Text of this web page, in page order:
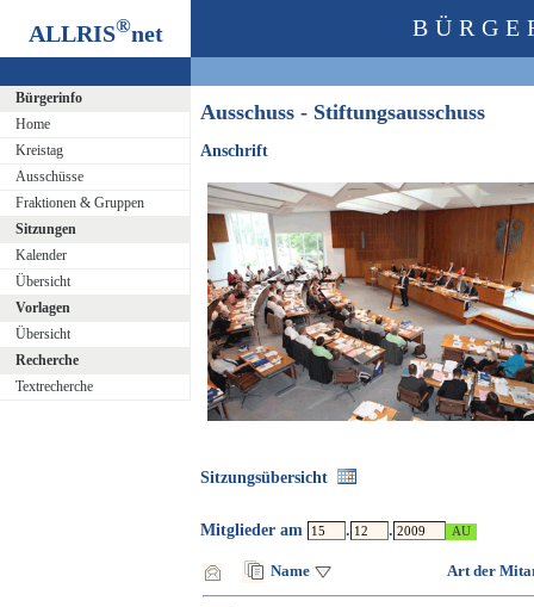
ALLRIS®net
Bürgerinfo
Home
Kreistag
Ausschüsse
Fraktionen & Gruppen
Sitzungen
Kalender
Übersicht
Vorlagen
Übersicht
Recherche
Textrecherche
Ausschuss - Stiftungsausschuss
Anschrift
Sitzungsübersicht
Mitglieder am . .
Name Art der